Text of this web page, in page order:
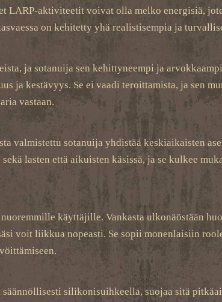
LARP-aktiviteetit voivat olla melko energisiä,
on kehitetty yhä realistisempia ja
ja sotanuija sen kehittyneempi ja
ja kestävyys. Se ei vaadi teroittamista, ja sen
vastaan.
valmistettu sotanuija yhdistää keskiaikaisten
lasten että aikuisten käsissä, ja se kulkee
käyttäjille. Vankasta ulkonäöstään
voit liikkua nopeasti. Se sopii monenlaisiin
silikonisuihkeella, suojaa sitä